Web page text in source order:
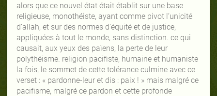
alors que ce nouvel état était établit sur une base
religieuse, monothéiste, ayant comme pivot l’unicité
d’allah, et sur des normes d’équité et de justice,
appliquées à tout le monde, sans distinction. ce qui
causait, aux yeux des païens, la perte de leur
polythéisme. religion pacifiste, humaine et humaniste
la fois, le sommet de cette tolérance culmine avec ce
verset : « pardonne-leur et dis : paix ! » mais malgré ce
pacifisme, malgré ce pardon et cette profonde